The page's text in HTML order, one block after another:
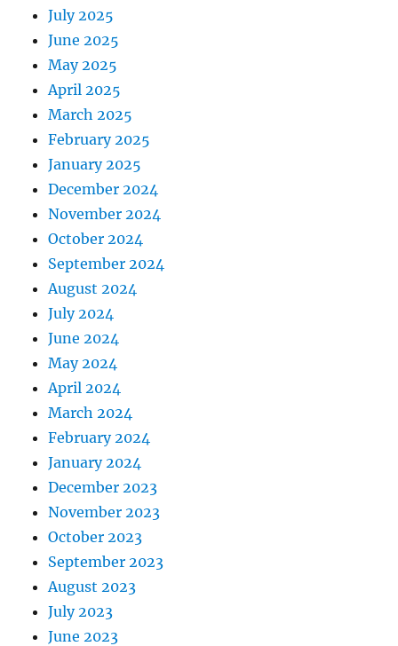
July 2025
June 2025
May 2025
April 2025
March 2025
February 2025
January 2025
December 2024
November 2024
October 2024
September 2024
August 2024
July 2024
June 2024
May 2024
April 2024
March 2024
February 2024
January 2024
December 2023
November 2023
October 2023
September 2023
August 2023
July 2023
June 2023